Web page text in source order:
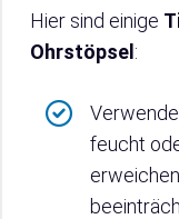
Hier sind einige
Ohrstöpsel :
feucht